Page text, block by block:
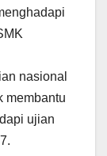
nasional
membantu
ujian